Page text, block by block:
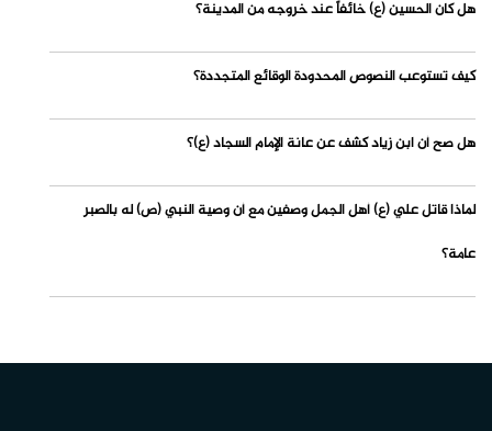
هل كان الحسين (ع) خائفاً عند خروجه من المدينة؟
كيف تستوعب النصوص المحدودة الوقائع المتجددة؟
هل صح أن ابن زياد كشف عن عانة الإمام السجاد (ع)؟
لماذا قاتل علي (ع) أهل الجمل وصفين مع أن وصية النبي (ص) له بالصبر
عامة؟